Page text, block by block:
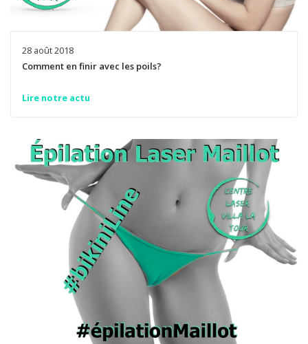
28 août 2018
Comment en finir avec les poils?
Lire notre actu